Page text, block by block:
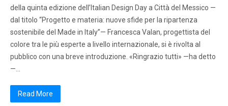
della quinta edizione dell’Italian Design Day a Città del Messico —
dal titolo “Progetto e materia: nuove sfide per la ripartenza
sostenibile del Made in Italy”— Francesca Valan, progettista del
colore tra le più esperte a livello internazionale, si è rivolta al
pubblico con una breve introduzione. «Ringrazio tutti» —ha detto
—…
Read More